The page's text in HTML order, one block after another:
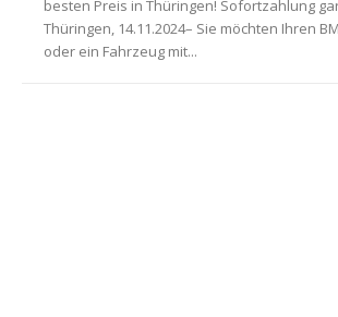
besten Preis in Thüringen! Sofortzahlung
Thüringen, 14.11.2024– Sie möchten Ihren
oder ein Fahrzeug mit...